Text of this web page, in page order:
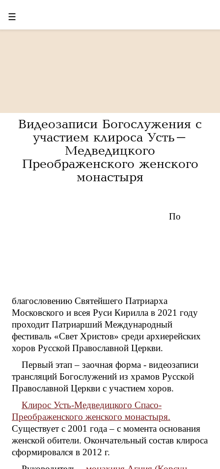
☰
Видеозаписи Богослужения с
участием клироса Усть-
Медведицкого
Преображенского женского
монастыря
По
благословению Святейшего Патриарха
Московского и всея Руси Кирилла в 2021 году
проходит Патриарший Международный
фестиваль «Свет Христов» среди архиерейских
хоров Русской Православной Церкви.
Первый этап – заочная форма - видеозаписи
трансляций Богослужений из храмов Русской
Православной Церкви с участием хоров.
Клирос Усть-Медведицкого Спасо-
Преображенского женского монастыря.
Существует с 2001 года – с момента основания
женской обители. Окончательный состав клироса
сформировался в 2012 г.